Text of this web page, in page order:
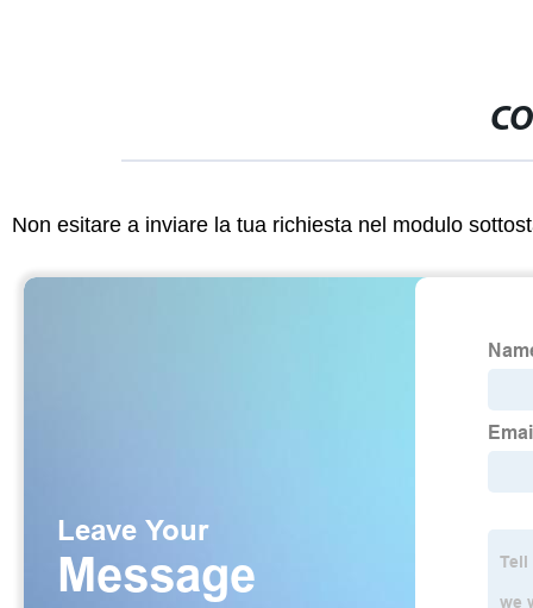
Non esitare a inviare la tua richiesta nel modulo